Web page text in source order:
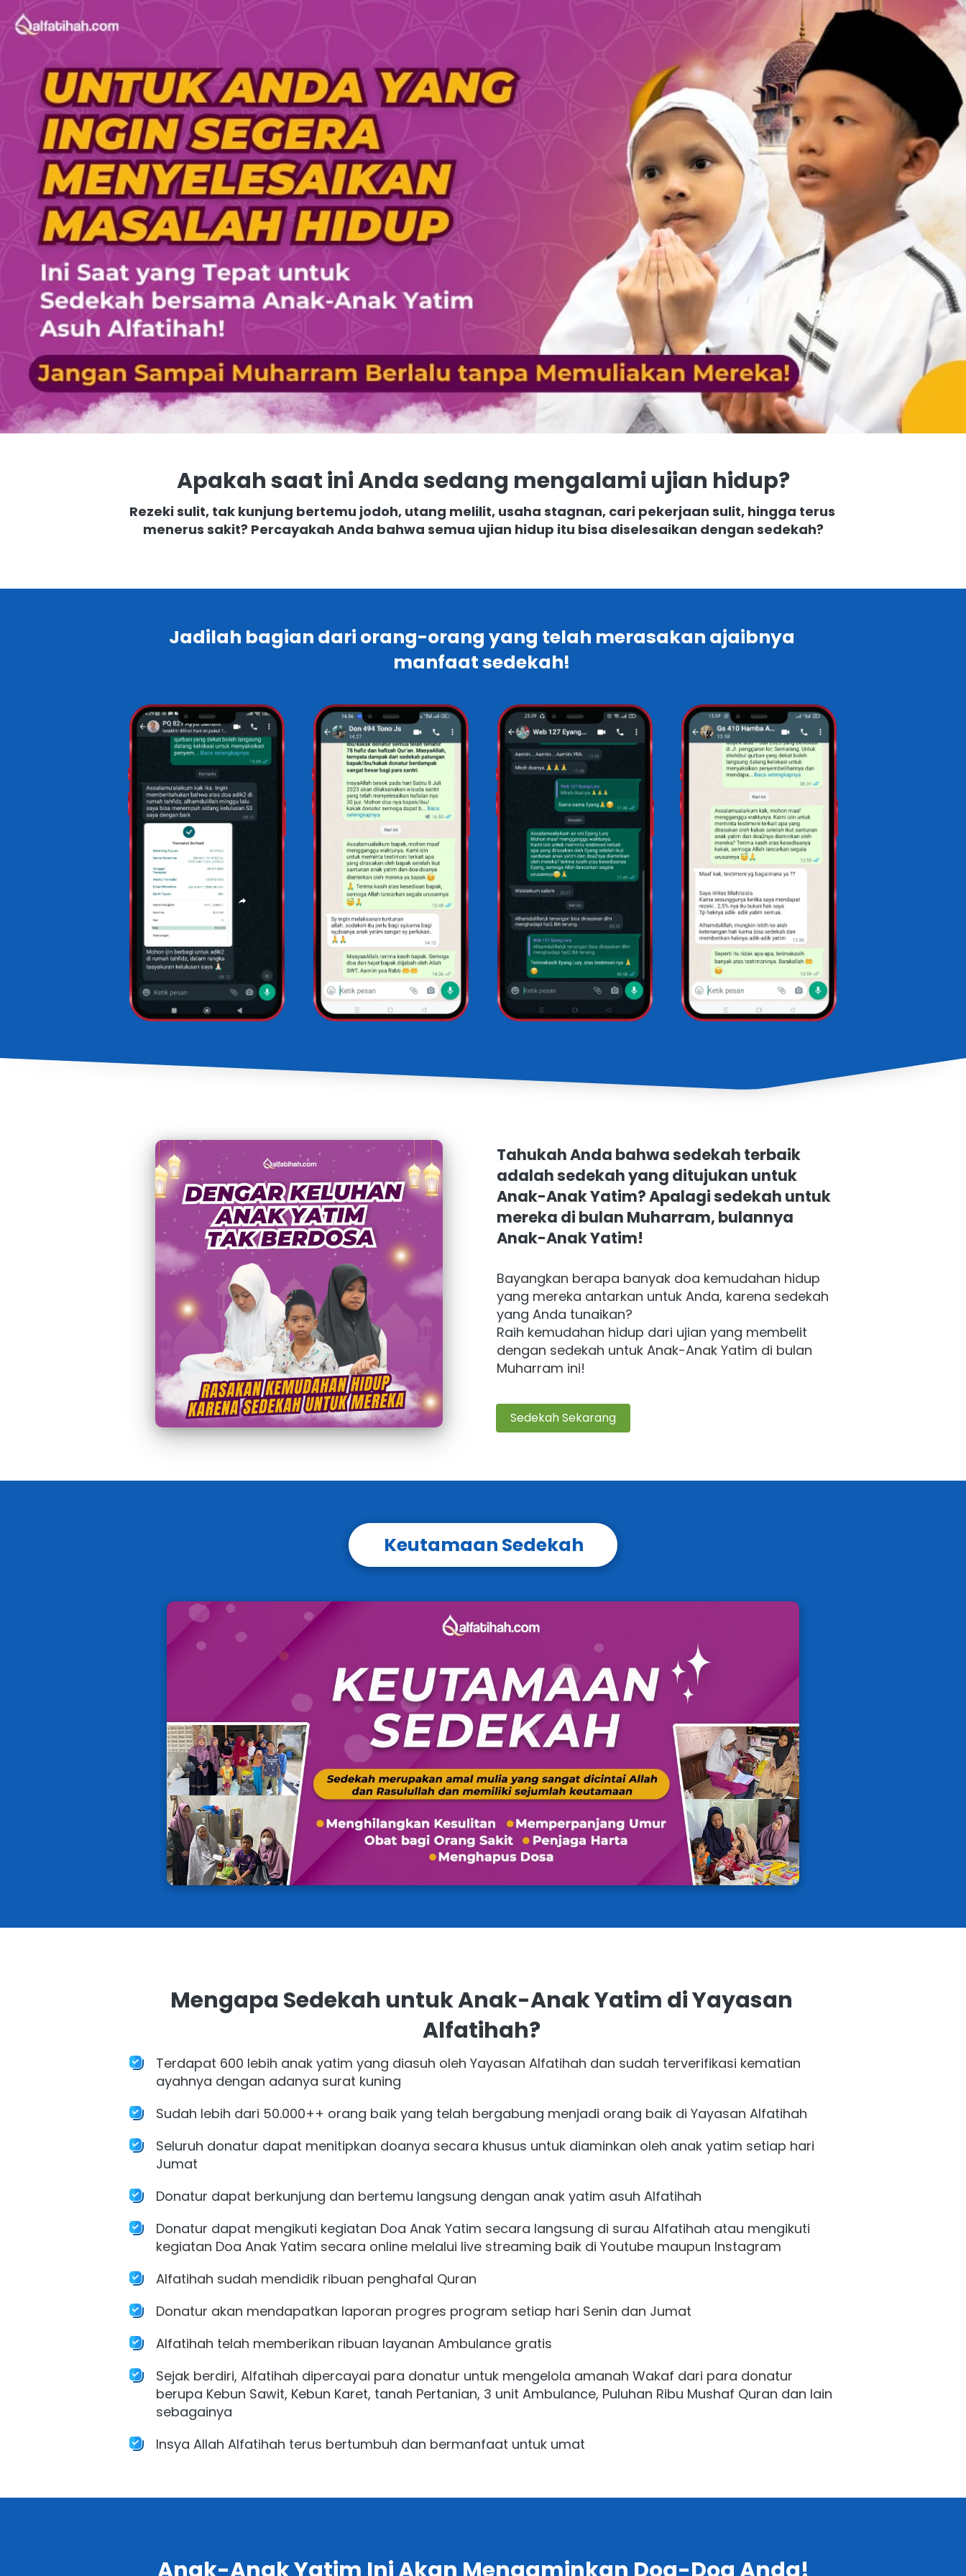
Apakah saat ini Anda sedang mengalami ujian hidup?
Rezeki sulit, tak kunjung bertemu jodoh, utang melilit, usaha stagnan, cari pekerjaan sulit, hingga terus
menerus sakit? Percayakah Anda bahwa semua ujian hidup itu bisa diselesaikan dengan sedekah?
Jadilah bagian dari orang-orang yang telah merasakan ajaibnya
manfaat sedekah!
Tahukah Anda bahwa sedekah terbaik
adalah sedekah yang ditujukan untuk
Anak-Anak Yatim? Apalagi sedekah untuk
mereka di bulan Muharram, bulannya
Anak-Anak Yatim!
Bayangkan berapa banyak doa kemudahan hidup
yang mereka antarkan untuk Anda, karena sedekah
yang Anda tunaikan?
Raih kemudahan hidup dari ujian yang membelit
dengan sedekah untuk Anak-Anak Yatim di bulan
Muharram ini!
`
Sedekah Sekarang
Keutamaan Sedekah
Mengapa Sedekah untuk Anak-Anak Yatim di Yayasan
Alfatihah?
Terdapat 600 lebih anak yatim yang diasuh oleh Yayasan Alfatihah dan sudah terverifikasi kematian
ayahnya dengan adanya surat kuning
Sudah lebih dari 50.000++ orang baik yang telah bergabung menjadi orang baik di Yayasan Alfatihah
Seluruh donatur dapat menitipkan doanya secara khusus untuk diaminkan oleh anak yatim setiap hari
Jumat
Donatur dapat berkunjung dan bertemu langsung dengan anak yatim asuh Alfatihah
Donatur dapat mengikuti kegiatan Doa Anak Yatim secara langsung di surau Alfatihah atau mengikuti
kegiatan Doa Anak Yatim secara online melalui live streaming baik di Youtube maupun Instagram
Alfatihah sudah mendidik ribuan penghafal Quran
Donatur akan mendapatkan laporan progres program setiap hari Senin dan Jumat
Alfatihah telah memberikan ribuan layanan Ambulance gratis
Sejak berdiri, Alfatihah dipercayai para donatur untuk mengelola amanah Wakaf dari para donatur
berupa Kebun Sawit, Kebun Karet, tanah Pertanian, 3 unit Ambulance, Puluhan Ribu Mushaf Quran dan lain
sebagainya
Insya Allah Alfatihah terus bertumbuh dan bermanfaat untuk umat